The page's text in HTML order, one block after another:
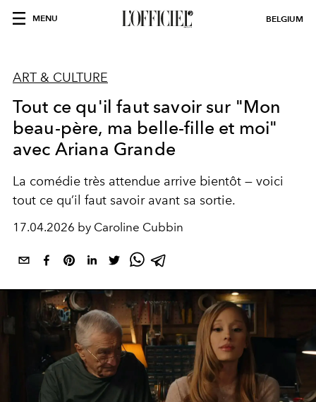
MENU BELGIUM
ART & CULTURE
Tout ce qu'il faut savoir sur "Mon
beau-père, ma belle-fille et moi"
avec Ariana Grande
La comédie très attendue arrive bientôt — voici
tout ce qu’il faut savoir avant sa sortie.
17.04.2026 by Caroline Cubbin